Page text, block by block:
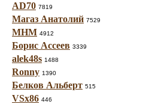
AD70 7819
Магаз Анатолий 7529
МНМ 4912
Борис Ассеев 3339
alek48s 1488
Ronny 1390
Белков Альберт 515
VSx86 446